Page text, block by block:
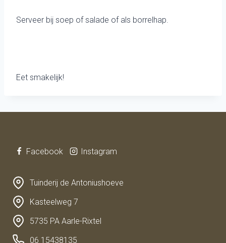
Serveer bij soep of salade of als borrelhap.
Eet smakelijk!
Facebook Instagram
Tuinderij de Antoniushoeve
Kasteelweg 7
5735 PA Aarle-Rixtel
06 15438135